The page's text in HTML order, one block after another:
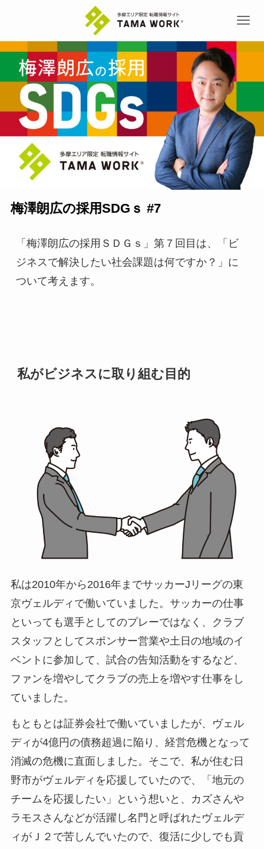
梅澤朗広の採用SDGｓ #7
「梅澤朗広の採用ＳＤＧｓ」第７回目は、「ビ
ジネスで解決したい社会課題は何ですか？」に
ついて考えます。
私がビジネスに取り組む目的
私は2010年から2016年までサッカーJリーグの東
京ヴェルディで働いていました。サッカーの仕事
といっても選手としてのプレーではなく、クラブ
スタッフとしてスポンサー営業や土日の地域のイ
ベントに参加して、試合の告知活動をするなど、
ファンを増やしてクラブの売上を増やす仕事をし
ていました。
もともとは証券会社で働いていましたが、ヴェル
ディが4億円の債務超過に陥り、経営危機となって
消滅の危機に直面しました。そこで、私が住む日
野市がヴェルディを応援していたので、「地元の
チームを応援したい」という想いと、カズさんや
ラモスさんなどが活躍し名門と呼ばれたヴェルデ
ィがＪ２で苦しんでいたので、復活に少しでも貢